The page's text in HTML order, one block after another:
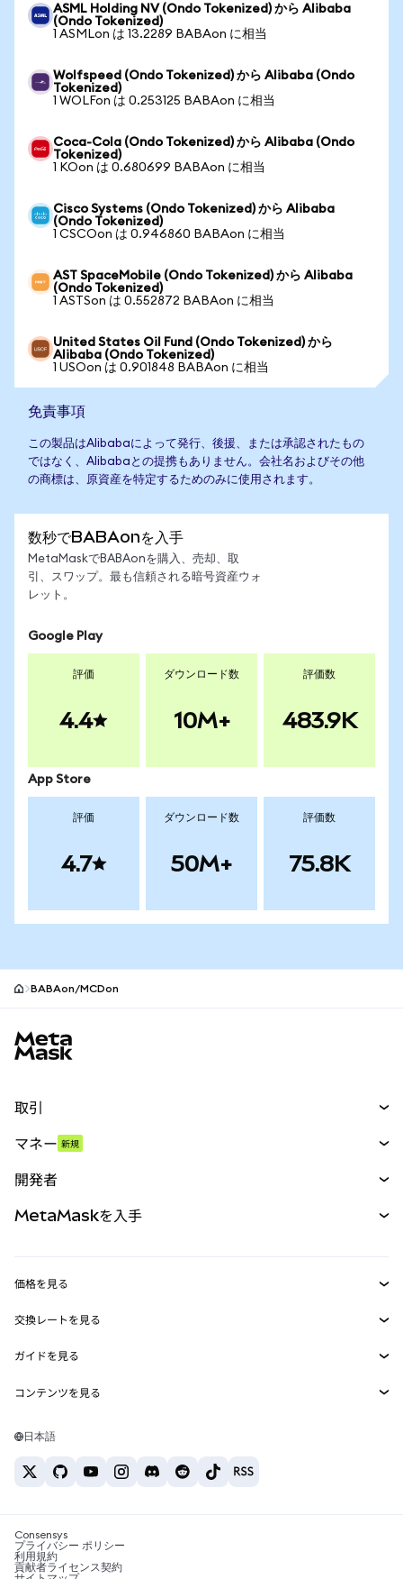
ASML Holding NV (Ondo Tokenized) から Alibaba
(Ondo Tokenized)
1 ASMLon は 13.2289 BABAon に相当
Wolfspeed (Ondo Tokenized) から Alibaba (Ondo
Tokenized)
1 WOLFon は 0.253125 BABAon に相当
Coca-Cola (Ondo Tokenized) から Alibaba (Ondo
Tokenized)
1 KOon は 0.680699 BABAon に相当
Cisco Systems (Ondo Tokenized) から Alibaba
(Ondo Tokenized)
1 CSCOon は 0.946860 BABAon に相当
AST SpaceMobile (Ondo Tokenized) から Alibaba
(Ondo Tokenized)
1 ASTSon は 0.552872 BABAon に相当
United States Oil Fund (Ondo Tokenized) から
Alibaba (Ondo Tokenized)
1 USOon は 0.901848 BABAon に相当
免責事項
この製品はAlibabaによって発行、後援、または承認されたもの
ではなく、Alibabaとの提携もありません。会社名およびその他
の商標は、原資産を特定するためのみに使用されます。
数秒でBABAonを入手
MetaMaskでBABAonを購入、売却、取
引、スワップ。最も信頼される暗号資産ウォ
レット。
Google Play
評価
4.4
ダウンロード数
10M+
評価数
483.9K
App Store
評価
4.7
ダウンロード数
50M+
評価数
75.8K
BABAon/MCDon
取引
パーペチュアル
RWA
マネー 新規
開発者
MetaMask Connect
Snaps
Web3サービス
MetaMaskを入手
セキュリティ
サポート
キャリア
お問い合わせ
価格を見る
イーサリアムの価格
Solanaの価格
Tetherの価格
交換レートを見る
ETH→USD
USDT→INR
BTC→INR
ETH→USDT
ガイドを見る
ETHの購入
USDTの購入
SHIBの購入
BNBの購入
コンテンツを見る
Solanaウォレット
税制関連ニュース
暗号資産の購入方法は？
日本語
Consensys
プライバシー ポリシー
利用規約
貢献者ライセンス契約